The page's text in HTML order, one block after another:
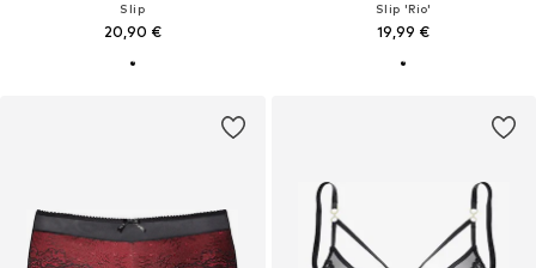
Slip
20,90 €
Slip 'Rio'
19,99 €